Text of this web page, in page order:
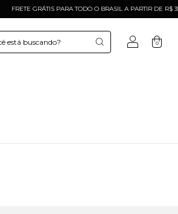
FRETE GRÁTIS PARA TODO O BRASIL A PARTIR DE R$
0